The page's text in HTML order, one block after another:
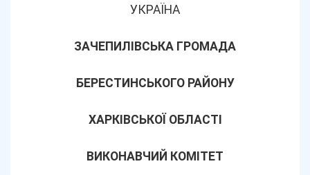
УКРАЇНА
ЗАЧЕПИЛІВСЬКА ГРОМАДА
БЕРЕСТИНСЬКОГО РАЙОНУ
ХАРКІВСЬКОЇ ОБЛАСТІ
ВИКОНАВЧИЙ КОМІТЕТ